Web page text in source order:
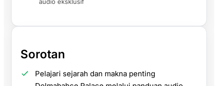
Sorotan
Pelajari sejarah dan makna penting